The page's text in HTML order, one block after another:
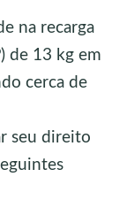
na recarga
de 13 kg em
cerca de
seu direito